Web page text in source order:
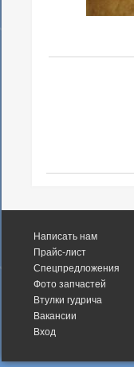
Написать нам
Прайс-лист
Спецпредложения
Фото запчастей
Втулки гудрича
Вакансии
Вход